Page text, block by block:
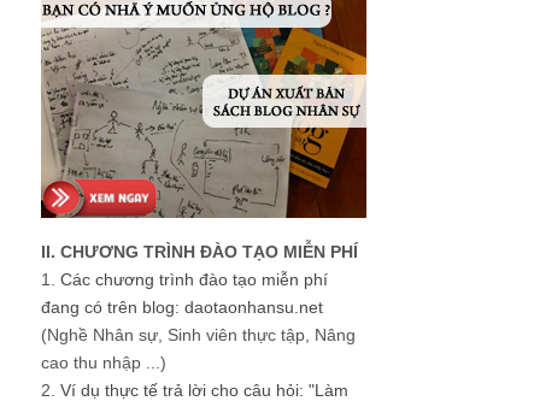
II. CHƯƠNG TRÌNH ĐÀO TẠO MIỄN PHÍ
1. Các chương trình đào tạo miễn phí
đang có trên blog: daotaonhansu.net
(Nghề Nhân sự, Sinh viên thực tập, Nâng
cao thu nhập ...)
2. Ví dụ thực tế trả lời cho câu hỏi: "Làm